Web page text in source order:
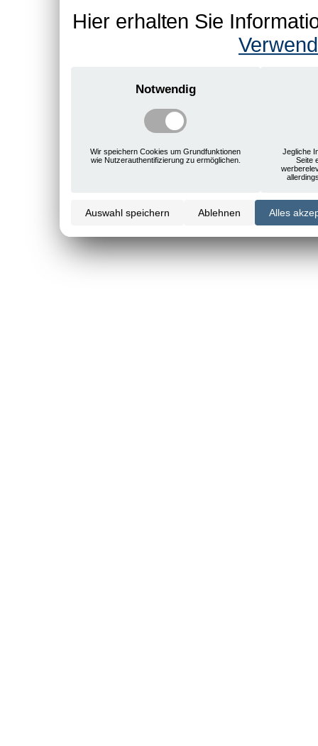
Hier erhalten Sie
Notwendig
Wir speichern Cookies um Grundfunktionen
wie Nutzerauthentifizierung zu ermöglichen.
Jegliche
Seite
Auswahl speichern Ablehnen Alles